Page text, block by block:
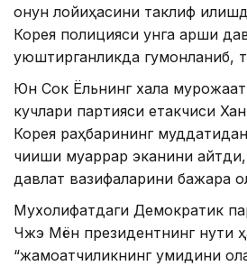
қонун лойиҳасини таклиф
Корея полицияси унга қарши
уюштирганликда гумонланиб,
Юн Сок Ёльнинг халққа
кучлари партияси етакчиси
Корея раҳбарининг
чиқиши муқаррар эканини
давлат вазифаларини бажара
Мухолифатдаги Демократик
Чжэ Мён президентнинг нутқи
“жамоатчиликнинг умидини